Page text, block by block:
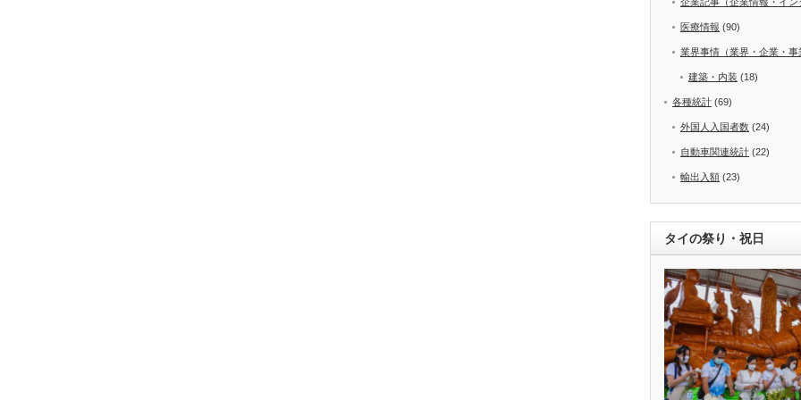
医療情報 (90)
業界事情（業界・企業・事
建築・内装 (18)
各種統計 (69)
外国人入国者数 (24)
自動車関連統計 (22)
輸出入額 (23)
タイの祭り・祝日